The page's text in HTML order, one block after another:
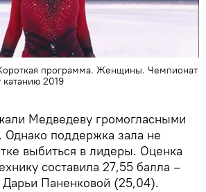
программа. Женщины. Чемпионат
2019
Медведеву громогласными
Однако поддержка зала не
выбиться в лидеры. Оценка
составила 27,55 балла –
Паненковой (25,04).